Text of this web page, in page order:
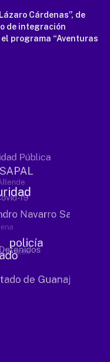
Cárdenas”, de
de integración
programa “Aventuras